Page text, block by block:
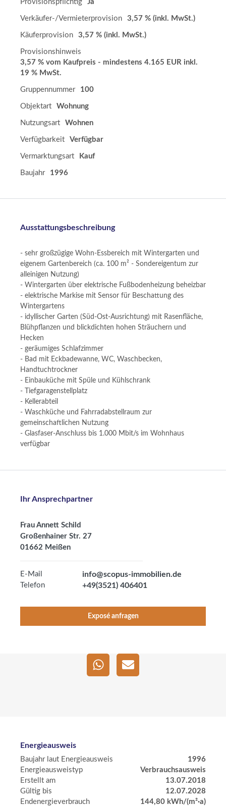
Provisionspflichtig Ja
Verkäufer-/Vermieterprovision 3,57 % (inkl. MwSt.)
Käuferprovision 3,57 % (inkl. MwSt.)
Provisionshinweis
3,57 % vom Kaufpreis - mindestens 4.165 EUR inkl.
19 % MwSt.
Gruppennummer 100
Objektart Wohnung
Nutzungsart Wohnen
Verfügbarkeit Verfügbar
Vermarktungsart Kauf
Baujahr 1996
Ausstattungsbeschreibung
- sehr großzügige Wohn-Essbereich mit Wintergarten und
eigenem Gartenbereich (ca. 100 m² - Sondereigentum zur
alleinigen Nutzung)
- Wintergarten über elektrische Fußbodenheizung beheizbar
- elektrische Markise mit Sensor für Beschattung des
Wintergartens
- idyllischer Garten (Süd-Ost-Ausrichtung) mit Rasenfläche,
Blühpflanzen und blickdichten hohen Sträuchern und
Hecken
- geräumiges Schlafzimmer
- Bad mit Eckbadewanne, WC, Waschbecken,
Handtuchtrockner
- Einbauküche mit Spüle und Kühlschrank
- Tiefgaragenstellplatz
- Kellerabteil
- Waschküche und Fahrradabstellraum zur
gemeinschaftlichen Nutzung
- Glasfaser-Anschluss bis 1.000 Mbit/s im Wohnhaus
verfügbar
Ihr Ansprechpartner
Frau Annett Schild
Großenhainer Str. 27
01662 Meißen
E-Mail info@scopus-immobilien.de
Telefon +49(3521) 406401
Exposé anfragen
Energieausweis
Baujahr laut Energieausweis
1996
Energie­ausweistyp
Verbrauchsausweis
Erstellt am
13.07.2018
Gültig bis
12.07.2028
Endenergieverbrauch
144,80 kWh/(m²·a)